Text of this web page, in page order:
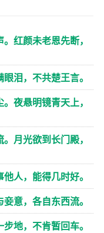
红颜未老恩先断，
泪，不共楚王言。
夜悬明镜青天上，
月光欲到长门殿，
人，能得几时好。
意，各自东西流。
地，不肯暂回车。